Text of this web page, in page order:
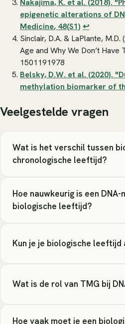
Nakajima, K. et al. (2018).
epigenetic alterations of
Medicine, 48(S1) ↩
Sinclair, D.A. & LaPlante, M.D.
Age and Why We Don’t Have
1501191978
Belsky, D.W. et al. (2020).
methylation biomarker of
Veelgestelde vragen
Wat is het verschil tussen
chronologische leeftijd?
Hoe nauwkeurig is een
biologische leeftijd?
Kun je je biologische
Wat is de rol van TMG bij
Hoe vaak moet je een